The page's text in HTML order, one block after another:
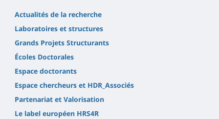
Actualités de la recherche
Laboratoires et structures
Grands Projets Structurants
Écoles Doctorales
Espace doctorants
Espace chercheurs et HDR_Associés
Partenariat et Valorisation
Le label européen HRS4R